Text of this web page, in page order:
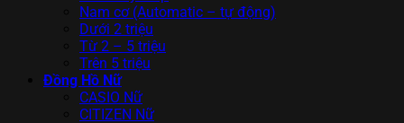
Nam cơ (Automatic – tự động)
Dưới 2 triệu
Từ 2 – 5 triệu
Trên 5 triệu
Đồng Hồ Nữ
CASIO Nữ
CITIZEN Nữ